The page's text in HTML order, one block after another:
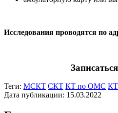
Исследования проводятся по
Теги: МСКТ СКТ КТ по ОМС КТ
Дата публикации: 15.03.2022